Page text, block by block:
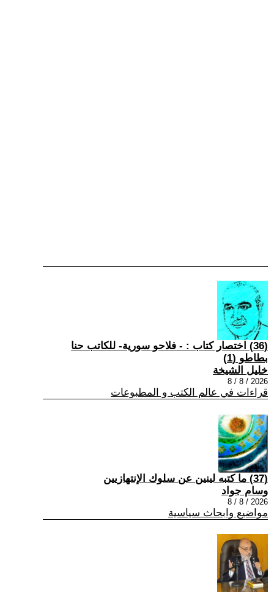
(36) اختصار كتاب : - فلاحو سورية- للكاتب حنا
بطاطو (1)
خليل الشيخة
2026 / 8 / 8
قراءات في عالم الكتب و المطبوعات
(37) ما كتبه لينين عن سلوك الإنتهازيين
وسام جواد
2026 / 8 / 8
مواضيع وابحاث سياسية